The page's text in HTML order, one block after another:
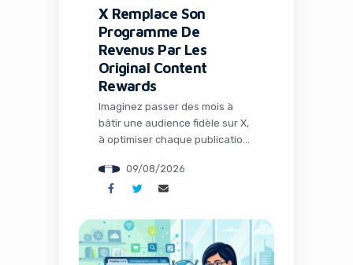
X Remplace Son
Programme De
Revenus Par Les
Original Content
Rewards
Imaginez passer des mois à
bâtir une audience fidèle sur X,
à optimiser chaque publication
et soudain voir les règles du jeu
complètement changer. C’est
créateurs de contenu en ce
mois d’août 2026. La
plateforme autrefois connue
09/08/2026